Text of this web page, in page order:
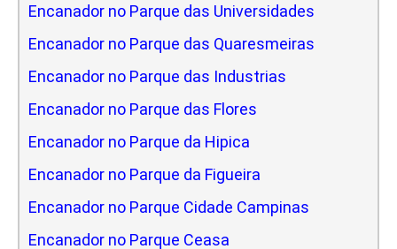
Encanador no Parque das Universidades
Encanador no Parque das Quaresmeiras
Encanador no Parque das Industrias
Encanador no Parque das Flores
Encanador no Parque da Hipica
Encanador no Parque da Figueira
Encanador no Parque Cidade Campinas
Encanador no Parque Ceasa